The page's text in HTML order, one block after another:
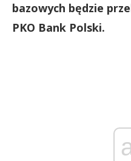
bazowych będzie
PKO Bank Polski.